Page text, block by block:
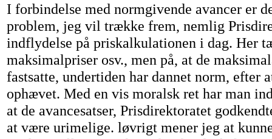
I forbindelse med normgivende avancer er
problem, jeg vil trække frem, nemlig
indflydelse på priskalkulationen i dag. Her
maksimalpriser osv., men på, at de
fastsatte, undertiden har dannet norm, efter
ophævet. Med en vis moralsk ret har man
at de avancesatser, Prisdirektoratet
at være urimelige. løvrigt mener jeg at